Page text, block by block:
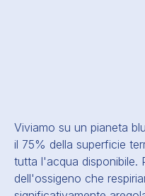
Viviamo su un pianeta
il 75% della superficie
tutta l'acqua disponibile.
dell'ossigeno che